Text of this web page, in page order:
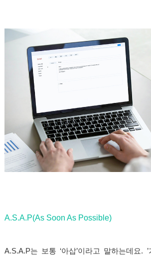
A.S.A.P(As Soon As Possible)
A.S.A.P는 보통 ‘아삽’이라고 말하는데요.